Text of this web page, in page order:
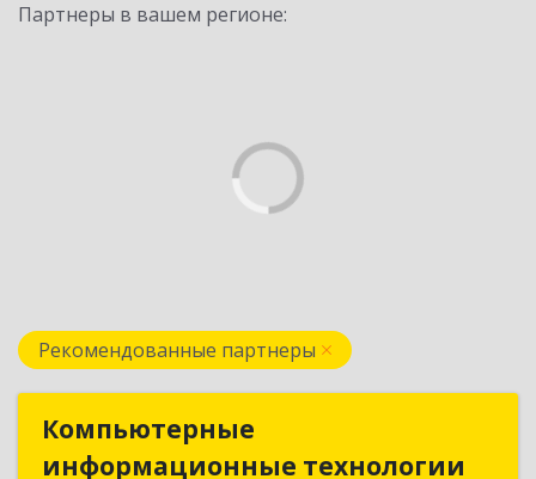
Партнеры в вашем регионе:
Рекомендованные партнеры
Компьютерные
информационные технологии
информационные технологии